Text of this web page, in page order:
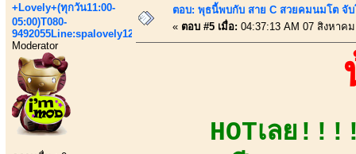
+Lovely+(ทุกวัน11:00-
05:00)T080-
9492055Line:spalovely123
Moderator
ตอบ: พุธนี้พบกับ สาย C สวยคมนมโต จั
« ตอบ #5 เมื่อ: 04:37:13 AM 07 สิงหาค
HOTเลย